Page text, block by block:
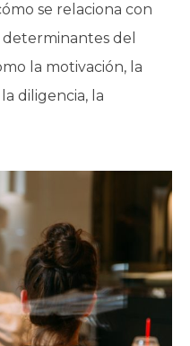
se relaciona con
del
la motivación, la
diligencia, la